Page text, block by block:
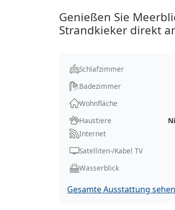
Genießen Sie
Strandkieker direkt
Schlafzimmer
Badezimmer
Wohnfläche
Haustiere
Internet
Satelliten-/Kabel TV
Wasserblick
Gesamte Ausstattung sehen